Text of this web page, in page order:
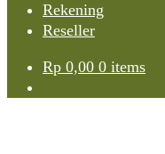
Rekening
Reseller
Rp 0,00 0 items